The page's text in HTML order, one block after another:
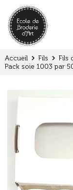
Accueil Fils Fils
Pack soie 1003 par
Panneau de gestion